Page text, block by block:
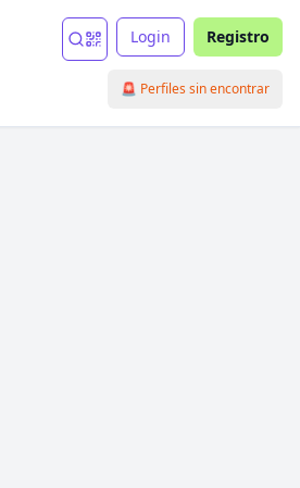
Login Registro
🚨 Perfiles sin encontrar